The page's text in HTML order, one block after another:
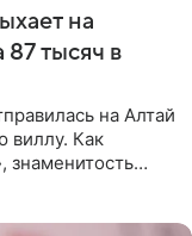
на
тысяч в
на Алтай
виллу. Как
знаменитость